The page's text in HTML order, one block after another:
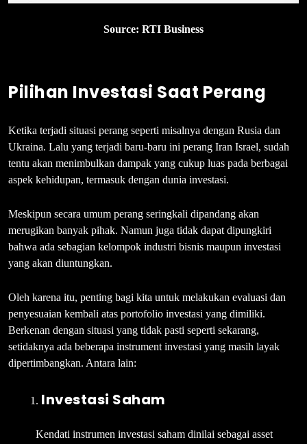
Source: RTI Business
Pilihan Investasi Saat Perang
Ketika terjadi situasi perang seperti misalnya dengan Rusia dan
Ukraina. Lalu yang terjadi baru-baru ini perang Iran Israel, sudah
tentu akan menimbulkan dampak yang cukup luas pada berbagai
aspek kehidupan, termasuk dengan dunia investasi.
Meskipun secara umum perang seringkali dipandang akan
merugikan banyak pihak. Namun juga tidak dapat dipungkiri
bahwa ada sebagian kelompok industri bisnis maupun investasi
yang akan diuntungkan.
Oleh karena itu, penting bagi kita untuk melakukan evaluasi dan
penyesuaian kembali atas portofolio investasi yang dimiliki.
Berkenan dengan situasi yang tidak pasti seperti sekarang,
setidaknya ada beberapa instrument investasi yang masih layak
dipertimbangkan. Antara lain:
Investasi Saham
Kendati instrumen investasi saham dinilai sebagai asset